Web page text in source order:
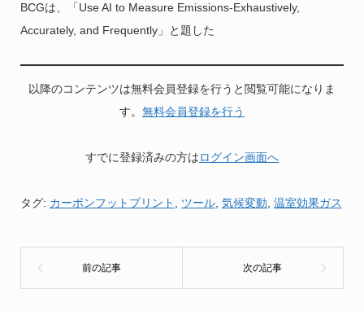
BCGは、「Use AI to Measure Emissions-Exhaustively,
Accurately, and Frequently」と題した
以降のコンテンツは無料会員登録を行うと閲覧可能になりま
す。 無料会員登録を行う
すでに登録済みの方はログイン画面へ
タグ: カーボンフットプリント ツール, 気候変動 温室効果ガス